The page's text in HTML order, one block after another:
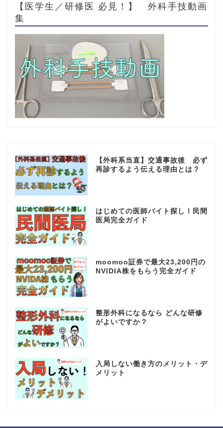
【医学生／研修医 必見！】 外科手技動画
集
【外科系当直】交通事故後 必ず
再診するよう伝える理由とは？
はじめての医師バイト探し！民間
医局完全ガイド
moomoo証券で最大23,200円の
NVIDIA株をもらう完全ガイド
整形外科になるなら どんな研修
がよいですか？
入局しない働き方のメリット・デ
メリット